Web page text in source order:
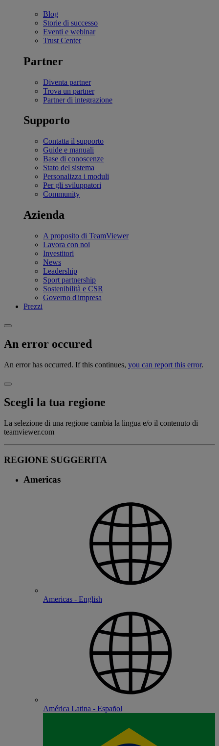
Blog
Storie di successo
Eventi e webinar
Trust Center
Partner
Diventa partner
Trova un partner
Partner di integrazione
Supporto
Contatta il supporto
Guide e manuali
Base di conoscenze
Stato del sistema
Personalizza i moduli
Per gli sviluppatori
Community
Azienda
A proposito di TeamViewer
Lavora con noi
Investitori
News
Leadership
Sport partnership
Sostenibilità e CSR
Governo d'impresa
Prezzi
An error occured
An error has occurred. If this continues, you can report this error.
Scegli la tua regione
La selezione di una regione cambia la lingua e/o il contenuto di
teamviewer.com
REGIONE SUGGERITA
Americas
Americas - English
América Latina - Español